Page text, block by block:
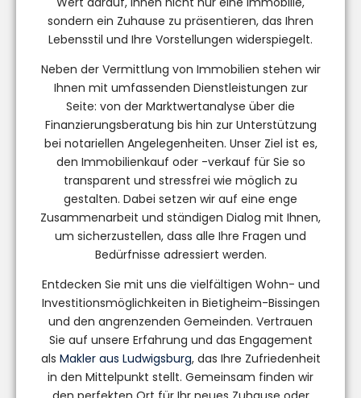
sondern ein Zuhause zu präsentieren, das Ihren
Lebensstil und Ihre Vorstellungen widerspiegelt.
Neben der Vermittlung von Immobilien stehen wir
Ihnen mit umfassenden Dienstleistungen zur
Seite: von der Marktwertanalyse über die
Finanzierungsberatung bis hin zur Unterstützung
bei notariellen Angelegenheiten. Unser Ziel ist es,
den Immobilienkauf oder -verkauf für Sie so
transparent und stressfrei wie möglich zu
gestalten. Dabei setzen wir auf eine enge
Zusammenarbeit und ständigen Dialog mit Ihnen,
um sicherzustellen, dass alle Ihre Fragen und
Bedürfnisse adressiert werden.
Entdecken Sie mit uns die vielfältigen Wohn- und
Investitionsmöglichkeiten in Bietigheim-Bissingen
und den angrenzenden Gemeinden. Vertrauen
Sie auf unsere Erfahrung und das Engagement
als Makler aus Ludwigsburg, das Ihre Zufriedenheit
in den Mittelpunkt stellt. Gemeinsam finden wir